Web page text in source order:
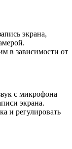
экрана,
в зависимости от
с микрофона
экрана.
и регулировать